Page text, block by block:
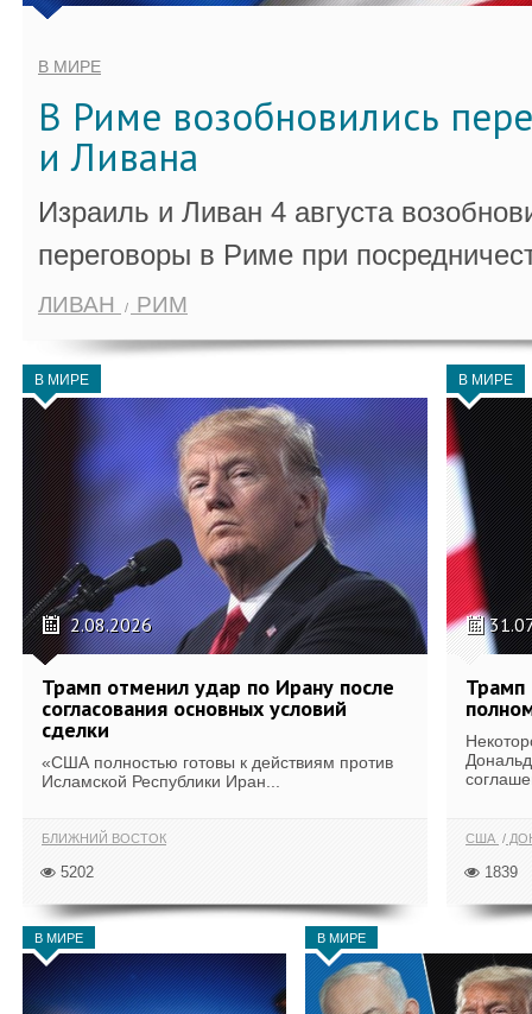
В МИРЕ
В Риме возобновились
и Ливана
Израиль и Ливан 4 августа
переговоры в Риме при
ЛИВАН РИМ
В МИРЕ
2.08.2026
Трамп отменил удар по Ирану после
согласования основных условий
сделки
«США полностью готовы к действиям против
Исламской Республики Иран...
БЛИЖНИЙ ВОСТОК
5202
В МИРЕ
Трамп
США
1839
В МИРЕ В МИРЕ